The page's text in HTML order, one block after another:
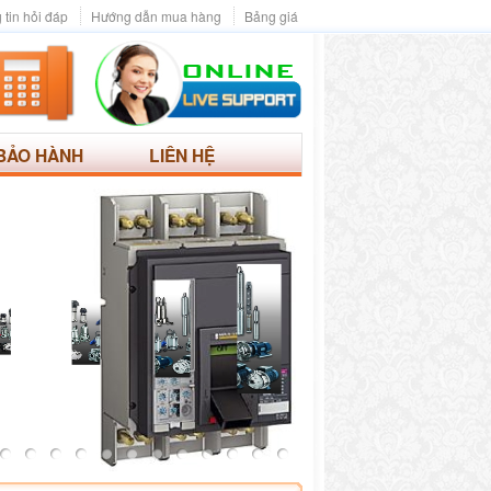
Bảng giá
Hướng dẫn mua hàng
tin hỏi đáp
HÀNH LIÊN HỆ